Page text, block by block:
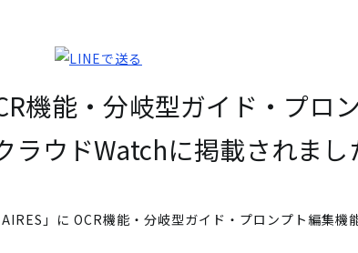
機能・分岐型ガイド・プロ
ラウドWatchに掲載されまし
」に OCR機能・分岐型ガイド・プロンプト編集機